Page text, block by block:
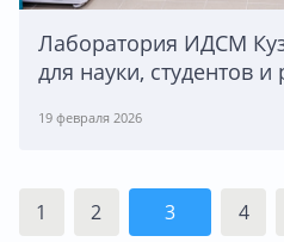
Лаборатория ИДСМ
для науки, студентов и
19 февраля 2026
1 2 3 4